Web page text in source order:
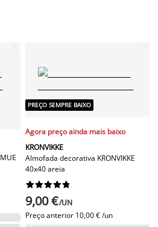
PREÇO SEMPRE BAIXO
Agora preço ainda mais baixo
KRONVIKKE
Almofada decorativa KRONVIKKE
40x40 areia






9,00 €/UN
Preço anterior 10,00 € /un